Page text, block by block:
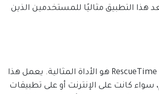
هذا التطبيق مثاليًا للمستخدمين الذين
إذا كنت تشعر أنك لا تحقق أقصى استفادة من وقتك، فإن تطبيق RescueTime هو الأداة المثالية. يعمل هذا
سواء كانت على الإنترنت أو على تطبيقات